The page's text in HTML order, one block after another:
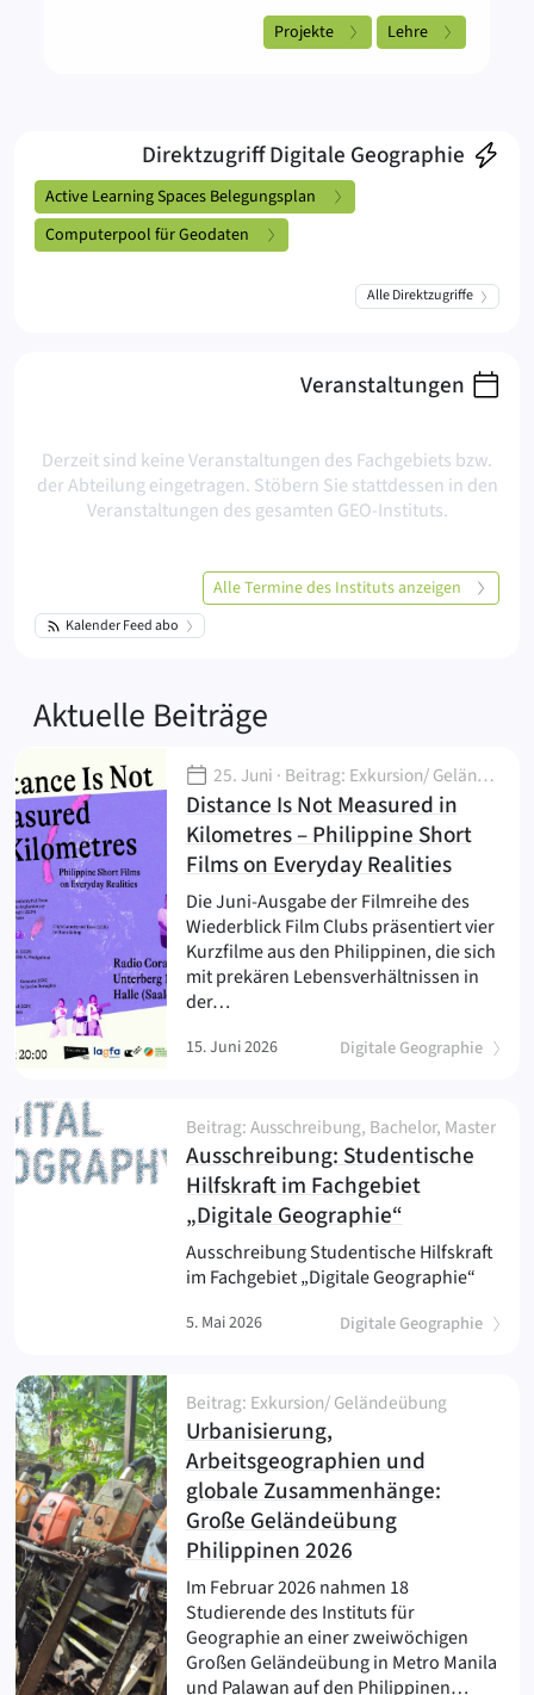
Projekte Lehre
Direktzugriff Digitale Geographie
Active Learning Spaces Belegungsplan
Computerpool für Geodaten
Alle Direktzugriffe
Veranstaltungen
Derzeit sind keine Veranstaltungen des Fachgebiets bzw.
der Abteilung eingetragen. Stöbern Sie stattdessen in den
Veranstaltungen des gesamten GEO-Instituts.
Alle Termine des Instituts anzeigen
Kalender Feed abo
Aktuelle Beiträge
Distance Is Not Measured in
Kilometres – Philippine Short
Films on Everyday Realities(
25. Juni · Beitrag: Exkursion/ Geländeübung, Outreach, Veranstaltung
Digitale Geographie
)
Die Juni-Ausgabe der Filmreihe des
Wiederblick Film Clubs präsentiert vier
Kurzfilme aus den Philippinen, die sich
mit prekären Lebensverhältnissen in
der…
15. Juni 2026
Ausschreibung: Studentische
Hilfskraft im Fachgebiet
„Digitale Geographie“(
Beitrag: Ausschreibung, Bachelor, Master
Digitale Geographie
)
Ausschreibung Studentische Hilfskraft
im Fachgebiet „Digitale Geographie“
5. Mai 2026
Urbanisierung,
Arbeitsgeographien und
globale Zusammenhänge:
Große Geländeübung
Philippinen 2026(
Beitrag: Exkursion/ Geländeübung
)
Im Februar 2026 nahmen 18
Studierende des Instituts für
Geographie an einer zweiwöchigen
Großen Geländeübung in Metro Manila
und Palawan auf den Philippinen…